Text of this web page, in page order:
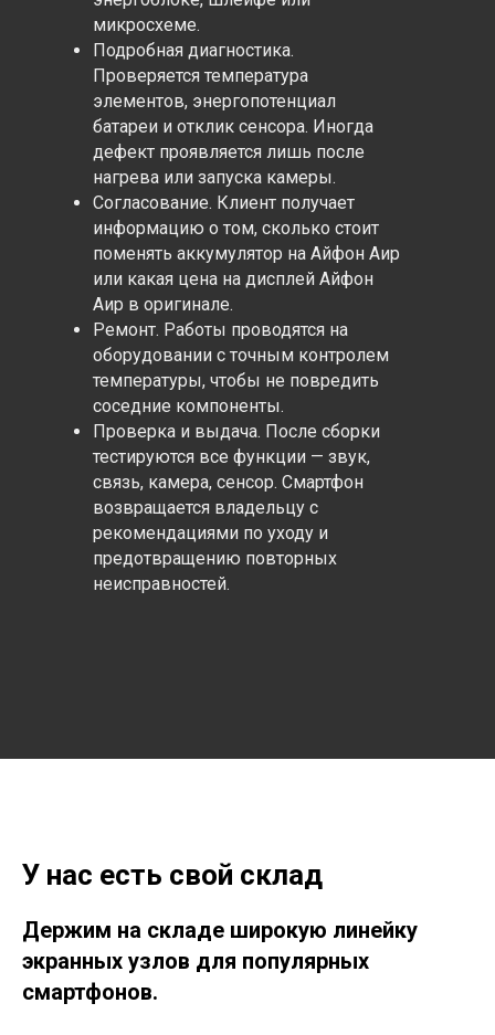
микросхеме.
Подробная диагностика.
Проверяется температура
элементов, энергопотенциал
батареи и отклик сенсора. Иногда
дефект проявляется лишь после
нагрева или запуска камеры.
Согласование. Клиент получает
информацию о том, сколько стоит
поменять аккумулятор на Айфон Аир
или какая цена на дисплей Айфон
Аир в оригинале.
Ремонт. Работы проводятся на
оборудовании с точным контролем
температуры, чтобы не повредить
соседние компоненты.
Проверка и выдача. После сборки
тестируются все функции — звук,
связь, камера, сенсор. Смартфон
возвращается владельцу с
рекомендациями по уходу и
предотвращению повторных
неисправностей.
У нас есть свой склад
Держим на складе широкую линейку
экранных узлов для популярных
смартфонов.